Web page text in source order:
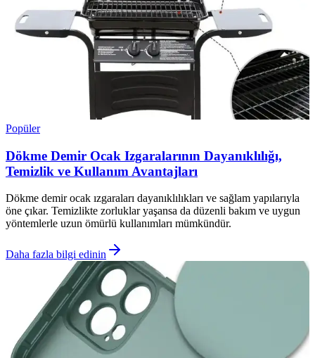
Popüler
Dökme Demir Ocak Izgaralarının Dayanıklılığı,
Temizlik ve Kullanım Avantajları
Dökme demir ocak ızgaraları dayanıklılıkları ve sağlam yapılarıyla
öne çıkar. Temizlikte zorluklar yaşansa da düzenli bakım ve uygun
yöntemlerle uzun ömürlü kullanımları mümkündür.
Daha fazla bilgi edinin